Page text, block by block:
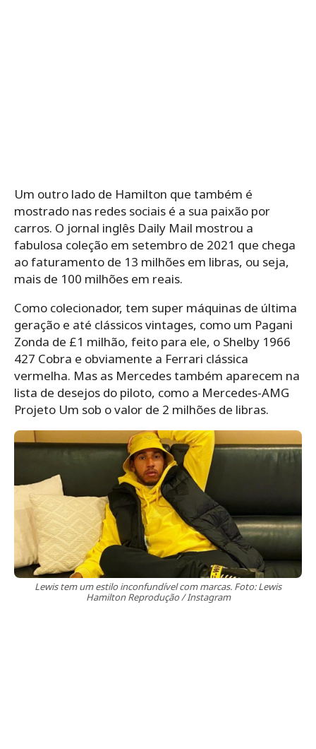
Um outro lado de Hamilton que também é
mostrado nas redes sociais é a sua paixão por
carros. O jornal inglês Daily Mail mostrou a
fabulosa coleção em setembro de 2021 que chega
ao faturamento de 13 milhões em libras, ou seja,
mais de 100 milhões em reais.
Como colecionador, tem super máquinas de última
geração e até clássicos vintages, como um Pagani
Zonda de £1 milhão, feito para ele, o Shelby 1966
427 Cobra e obviamente a Ferrari clássica
vermelha. Mas as Mercedes também aparecem na
lista de desejos do piloto, como a Mercedes-AMG
Projeto Um sob o valor de 2 milhões de libras.
Lewis tem um estilo inconfundível com marcas. Foto: Lewis
Hamilton Reprodução / Instagram